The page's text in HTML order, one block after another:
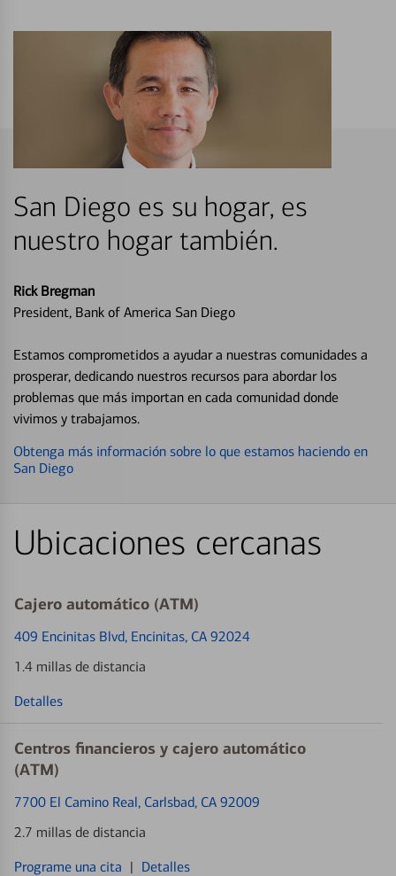
San Diego es su hogar, es
nuestro hogar también.
Rick Bregman
President, Bank of America San Diego
Estamos comprometidos a ayudar a nuestras comunidades a
prosperar, dedicando nuestros recursos para abordar los
problemas que más importan en cada comunidad donde
vivimos y trabajamos.
Obtenga más información sobre lo que estamos haciendo en
San Diego
Ubicaciones cercanas
Cajero automático (ATM)
409 Encinitas Blvd, Encinitas, CA 92024
1.4 millas de distancia
Detalles
Centros financieros y cajero automático
(ATM)
7700 El Camino Real, Carlsbad, CA 92009
2.7 millas de distancia
Programe una cita | Detalles